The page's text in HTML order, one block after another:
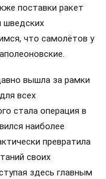
поставки ракет
шведских
что самолётов у
вышла за рамки
всех
стала операция в
наиболее
превратила
своих
здесь главным